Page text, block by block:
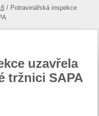
Potravinářská inspekce
uzavřela
tržnici SAPA